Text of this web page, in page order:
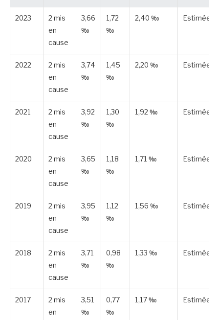
2023
2 mis
en
cause
3,66
‰
1,72
‰
2,40 ‰ Estimée
2022
2 mis
en
cause
3,74
‰
1,45
‰
2,20 ‰ Estimée
2021
2 mis
en
cause
3,92
‰
1,30
‰
1,92 ‰ Estimée
2020
2 mis
en
cause
3,65
‰
1,18
‰
1,71 ‰ Estimée
2019
2 mis
en
cause
3,95
‰
1,12
‰
1,56 ‰ Estimée
2018
2 mis
en
cause
3,71
‰
0,98
‰
1,33 ‰ Estimée
2017
2 mis
en
3,51
‰
0,77
‰
1,17 ‰ Estimée